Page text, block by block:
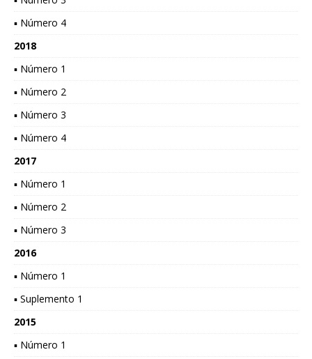
▪ Número 4
2018
▪ Número 1
▪ Número 2
▪ Número 3
▪ Número 4
2017
▪ Número 1
▪ Número 2
▪ Número 3
2016
▪ Número 1
▪ Suplemento 1
2015
▪ Número 1